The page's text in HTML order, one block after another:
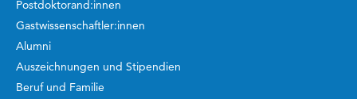
Postdoktorand:innen
Gastwissenschaftler:innen
Alumni
Auszeichnungen und Stipendien
Beruf und Familie